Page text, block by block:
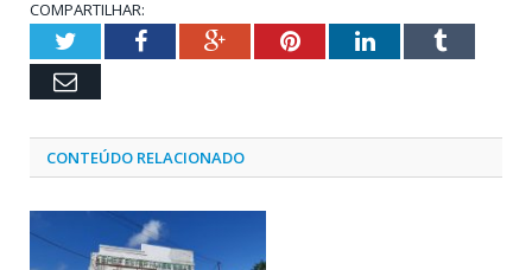
COMPARTILHAR:
TwitterFacebookGoogle+PinterestLinkedInTumblr
Email
CONTEÚDO RELACIONADO